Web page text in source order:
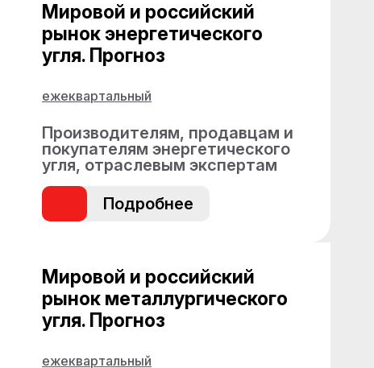
Мировой и российский
рынок энергетического
угля. Прогноз
ежеквартальный
Производителям, продавцам и
покупателям энергетического
угля, отраслевым экспертам
Подробнее
Мировой и российский
рынок металлургического
угля. Прогноз
ежеквартальный